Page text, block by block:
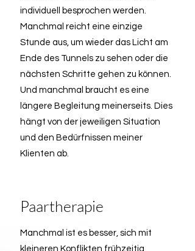
individuell besprochen werden.
Manchmal reicht eine einzige
Stunde aus, um wieder das Licht am
Ende des Tunnels zu sehen oder die
nächsten Schritte gehen zu können.
Und manchmal braucht es eine
längere Begleitung meinerseits. Dies
hängt von der jeweiligen Situation
und den Bedürfnissen meiner
Klienten ab.
Paartherapie
Manchmal ist es besser, sich mit
kleineren Konflikten frühzeitig